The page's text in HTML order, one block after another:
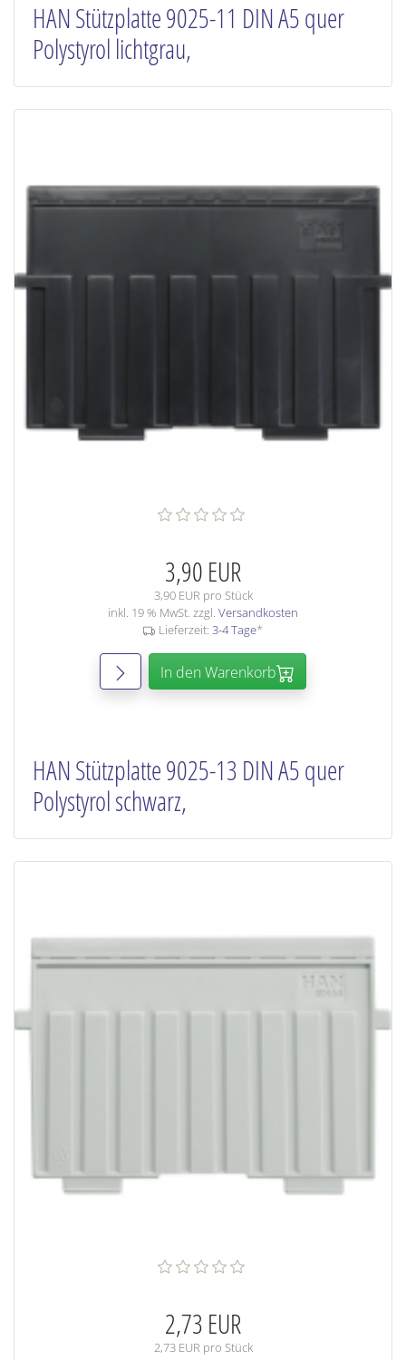
HAN Stützplatte 9025-11 DIN A5 quer
Polystyrol lichtgrau,
3,90 EUR
3,90 EUR pro Stück
inkl. 19 % MwSt. zzgl. Versandkosten
Lieferzeit: 3-4 Tage*
In den Warenkorb
HAN Stützplatte 9025-13 DIN A5 quer
Polystyrol schwarz,
2,73 EUR
2,73 EUR pro Stück